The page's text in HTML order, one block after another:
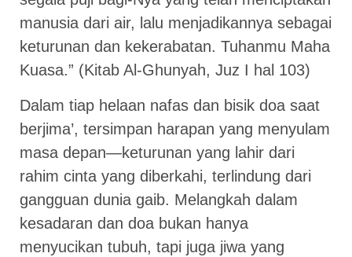
manusia dari air, lalu menjadikannya sebagai
keturunan dan kekerabatan. Tuhanmu Maha
Kuasa.” (Kitab Al-Ghunyah, Juz I hal 103)
Dalam tiap helaan nafas dan bisik doa saat
berjima’, tersimpan harapan yang menyulam
masa depan—keturunan yang lahir dari
rahim cinta yang diberkahi, terlindung dari
gangguan dunia gaib. Melangkah dalam
kesadaran dan doa bukan hanya
menyucikan tubuh, tapi juga jiwa yang